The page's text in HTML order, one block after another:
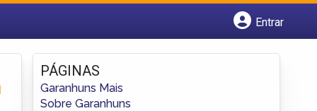
Entrar
Fazer login
Criar conta
PÁGINAS
Garanhuns Mais
Sobre Garanhuns